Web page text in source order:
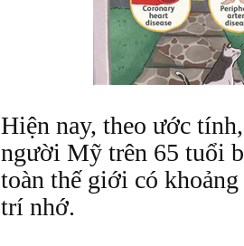
Hiện nay, theo ước
người Mỹ trên 65 tuổi
toàn thế giới có
trí nhớ.